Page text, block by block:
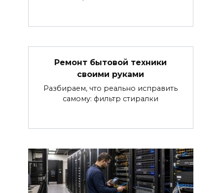
Ремонт бытовой техники
своими руками
Разбираем, что реально исправить
самому: фильтр стиралки